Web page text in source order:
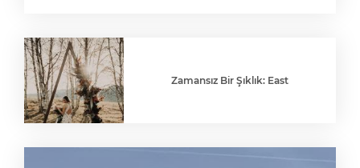
Zamansız Bir Şıklık: East